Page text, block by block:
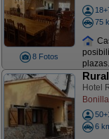
8 Fotos
75
Hotel
6